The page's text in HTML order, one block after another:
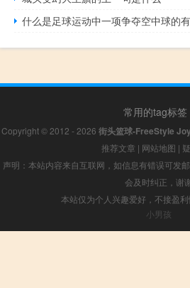
什么是足球运动中一项争夺空中球的
常用的tag标签
Copyright © 2012 - 2026 街头篮球-FreeStyle Joy
推荐文章 | 网站地图 |
声明：本站内容来自互联网，如信息有错误可发
会及时纠正，谢
本站仅为个人兴趣爱好，不接盈
小男孩